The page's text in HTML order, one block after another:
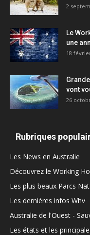
2
Le
une
18
vont
26
Rubriques
Les News en Australie
Découvrez le Working
Les plus beaux Parcs
Les dernières infos Whv
Australie de l'Ouest -
Les états et les